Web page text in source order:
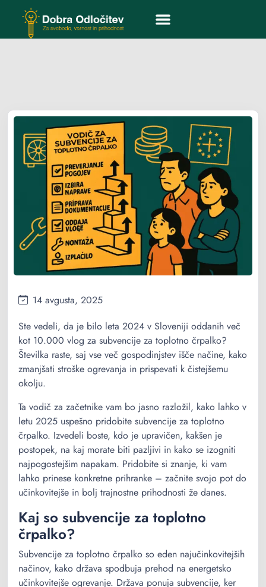
14 avgusta, 2025
Ste vedeli, da je bilo leta 2024 v Sloveniji oddanih več
kot 10.000 vlog za subvencije za toplotno črpalko?
Številka raste, saj vse več gospodinjstev išče načine, kako
zmanjšati stroške ogrevanja in prispevati k čistejšemu
okolju.
Ta vodič za začetnike vam bo jasno razložil, kako lahko v
letu 2025 uspešno pridobite subvencije za toplotno
črpalko. Izvedeli boste, kdo je upravičen, kakšen je
postopek, na kaj morate biti pazljivi in kako se izogniti
najpogostejšim napakam. Pridobite si znanje, ki vam
lahko prinese konkretne prihranke – začnite svojo pot do
učinkovitejše in bolj trajnostne prihodnosti že danes.
Kaj so subvencije za toplotno
črpalko?
Subvencije za toplotno črpalko so eden najučinkovitejših
načinov, kako država spodbuja prehod na energetsko
učinkovitejše ogrevanje. Država ponuja subvencije, ker